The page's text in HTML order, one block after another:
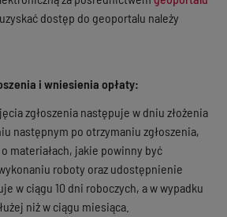
dostęp do geoportalu należy
i wniesienia opłaty:
zgłoszenia następuje w dniu złożenia
następnym po otrzymaniu zgłoszenia,
materiałach, jakie powinny być
roboty oraz udostępnienie
w ciągu 10 dni roboczych, a w wypadku
niż w ciągu miesiąca.